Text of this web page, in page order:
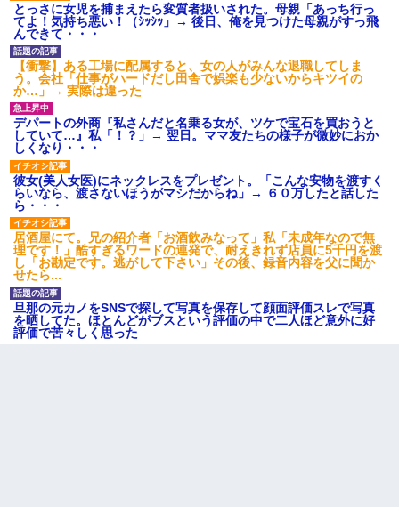
とっさに女児を捕まえたら変質者扱いされた。母親「あっち行っ
てよ！気持ち悪い！（ｼｯｼｯ」→ 後日、俺を見つけた母親がすっ飛
んできて・・・
【衝撃】ある工場に配属すると、女の人がみんな退職してしま
う。会社「仕事がハードだし田舎で娯楽も少ないからキツイの
か…」→ 実際は違った
デパートの外商『私さんだと名乗る女が、ツケで宝石を買おうと
していて…』私「！？」→ 翌日。ママ友たちの様子が微妙におか
しくなり・・・
彼女(美人女医)にネックレスをプレゼント。「こんな安物を渡すく
らいなら、渡さないほうがマシだからね」→ ６０万したと話した
ら・・・
居酒屋にて。兄の紹介者「お酒飲みなって」私「未成年なので無
理です！」酷すぎるワードの連発で、耐えきれず店員に5千円を渡
し「お勘定です。逃がして下さい」その後、録音内容を父に聞か
せたら...
旦那の元カノをSNSで探して写真を保存して顔面評価スレで写真
を晒してた。ほとんどがブスという評価の中で二人ほど意外に好
評価で苦々しく思った